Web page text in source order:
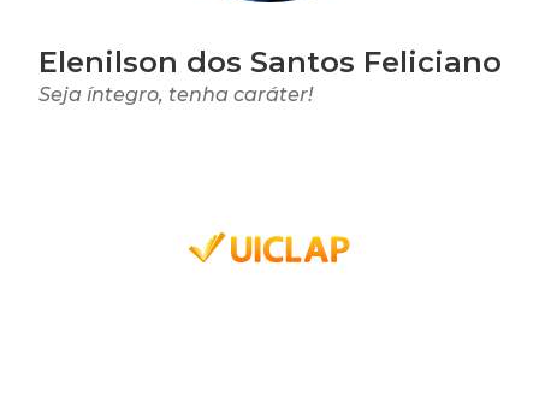
Elenilson dos Santos Feliciano
Seja íntegro, tenha caráter!